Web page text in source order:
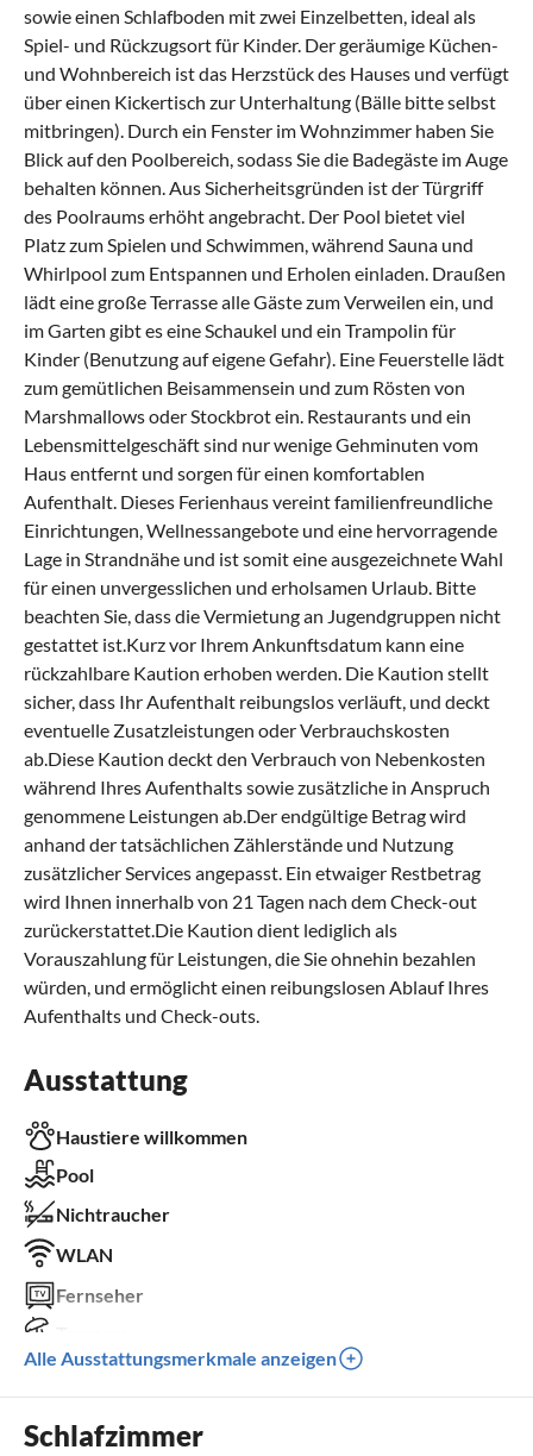
sowie einen Schlafboden mit zwei Einzelbetten, ideal als
Spiel- und Rückzugsort für Kinder. Der geräumige Küchen-
und Wohnbereich ist das Herzstück des Hauses und verfügt
über einen Kickertisch zur Unterhaltung (Bälle bitte selbst
mitbringen). Durch ein Fenster im Wohnzimmer haben Sie
Blick auf den Poolbereich, sodass Sie die Badegäste im Auge
behalten können. Aus Sicherheitsgründen ist der Türgriff
des Poolraums erhöht angebracht. Der Pool bietet viel
Platz zum Spielen und Schwimmen, während Sauna und
Whirlpool zum Entspannen und Erholen einladen. Draußen
lädt eine große Terrasse alle Gäste zum Verweilen ein, und
im Garten gibt es eine Schaukel und ein Trampolin für
Kinder (Benutzung auf eigene Gefahr). Eine Feuerstelle lädt
zum gemütlichen Beisammensein und zum Rösten von
Marshmallows oder Stockbrot ein. Restaurants und ein
Lebensmittelgeschäft sind nur wenige Gehminuten vom
Haus entfernt und sorgen für einen komfortablen
Aufenthalt. Dieses Ferienhaus vereint familienfreundliche
Einrichtungen, Wellnessangebote und eine hervorragende
Lage in Strandnähe und ist somit eine ausgezeichnete Wahl
für einen unvergesslichen und erholsamen Urlaub. Bitte
beachten Sie, dass die Vermietung an Jugendgruppen nicht
gestattet ist.Kurz vor Ihrem Ankunftsdatum kann eine
rückzahlbare Kaution erhoben werden. Die Kaution stellt
sicher, dass Ihr Aufenthalt reibungslos verläuft, und deckt
eventuelle Zusatzleistungen oder Verbrauchskosten
ab.Diese Kaution deckt den Verbrauch von Nebenkosten
während Ihres Aufenthalts sowie zusätzliche in Anspruch
genommene Leistungen ab.Der endgültige Betrag wird
anhand der tatsächlichen Zählerstände und Nutzung
zusätzlicher Services angepasst. Ein etwaiger Restbetrag
wird Ihnen innerhalb von 21 Tagen nach dem Check-out
zurückerstattet.Die Kaution dient lediglich als
Vorauszahlung für Leistungen, die Sie ohnehin bezahlen
würden, und ermöglicht einen reibungslosen Ablauf Ihres
Aufenthalts und Check-outs.
Ausstattung
Haustiere willkommen
Pool
Nichtraucher
WLAN
Fernseher
Sauna
Grill
Alle Ausstattungsmerkmale anzeigen
Schlafzimmer